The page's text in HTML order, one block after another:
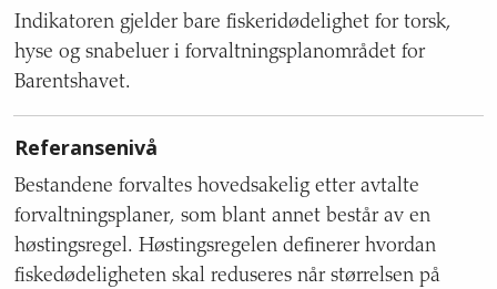
Indikatoren gjelder bare fiskeridødelighet for torsk,
hyse og snabeluer i forvaltningsplanområdet for
Barentshavet.
Referansenivå
Bestandene forvaltes hovedsakelig etter avtalte
forvaltningsplaner, som blant annet består av en
høstingsregel. Høstingsregelen definerer hvordan
fiskedødeligheten skal reduseres når størrelsen på